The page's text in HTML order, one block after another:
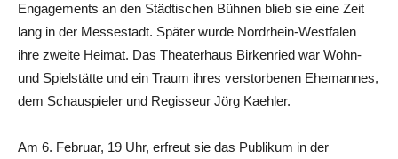
Engagements an den Städtischen Bühnen blieb sie eine Zeit
lang in der Messestadt. Später wurde Nordrhein-Westfalen
ihre zweite Heimat. Das Theaterhaus Birkenried war Wohn-
und Spielstätte und ein Traum ihres verstorbenen Ehemannes,
dem Schauspieler und Regisseur Jörg Kaehler.
Am 6. Februar, 19 Uhr, erfreut sie das Publikum in der